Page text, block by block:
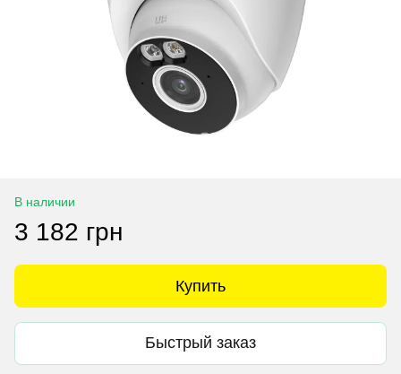
В наличии
3 182 грн
Купить
Быстрый заказ